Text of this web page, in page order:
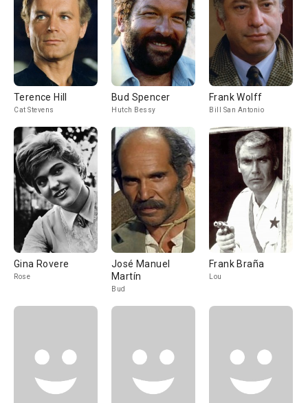
Terence Hill
Cat Stevens
Bud Spencer
Hutch Bessy
Frank Wolff
Bill San Antonio
Gina Rovere
Rose
José Manuel
Martín
Bud
Frank Braña
Lou